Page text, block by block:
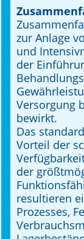
Online First
A&I English
Mediadaten
Autoren-
Bestell-Service
Stellenmarkt
zur Anlage
und
der
Versorgung
bewirkt.
Das
Vorteil der
der
resultieren
Prozesses,